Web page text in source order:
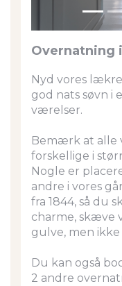
Overnatning
Nyd vores
god nats søvn i
værelser.
Bemærk at alle
forskellige i
Nogle er
andre i vores
fra 1844, så du
charme, skæve
gulve, men
Du kan også
2 andre